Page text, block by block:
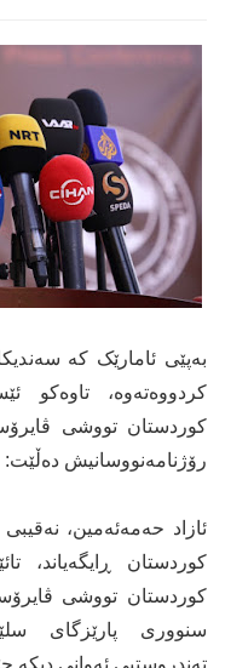
بەپێی ئامارێک کە
کوردستان تووشی
رۆژنامەنووسانیش دەڵێت:
ئازاد حەمەئەمین،
کوردستان تووشی
سنووری پارێزگای